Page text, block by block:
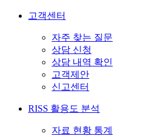
고객센터
자주 찾는 질문
상담 신청
상담 내역 확인
고객제안
신고센터
RISS 활용도 분석
자료 현황 통계